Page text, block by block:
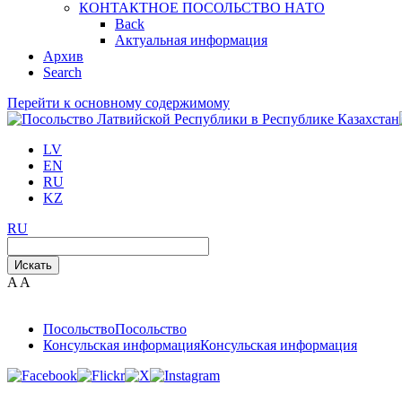
КОНТАКТНОЕ ПОСОЛЬСТВО НАТО
Back
Актуальная информация
Aрхив
Search
Перейти к основному содержимому
LV
EN
RU
KZ
RU
Искать
A A
ПосольствoПосольствo
Консульская информацияКонсульская информация